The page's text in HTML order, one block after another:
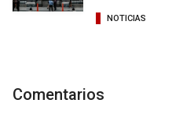
NOTICIAS
Comentarios